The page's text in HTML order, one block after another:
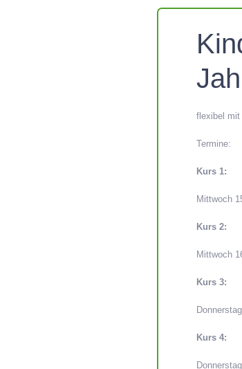
flexibel mit
Termine:
Kurs 1:
Mittwoch
Kurs 2:
Mittwoch
Kurs 3:
Kurs 4: